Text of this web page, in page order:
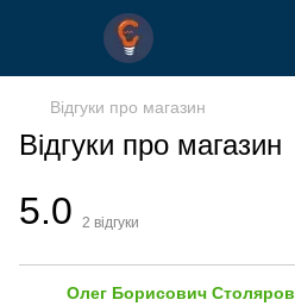
Відгуки про магазин
Відгуки про магазин
5.0 2 відгуки
Олег Борисович Столяров